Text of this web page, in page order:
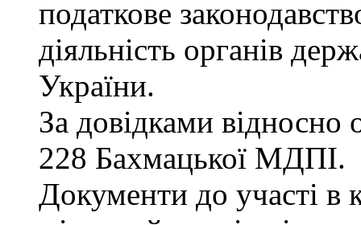
податкове
діяльність органів
України.
За довідками відносно
228 Бахмацької МДПІ.
Документи до участі в